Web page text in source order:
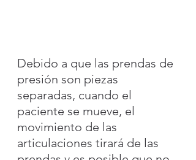
Debido a que las prendas de
presión son piezas
separadas, cuando el
paciente se mueve, el
movimiento de las
articulaciones tirará de las